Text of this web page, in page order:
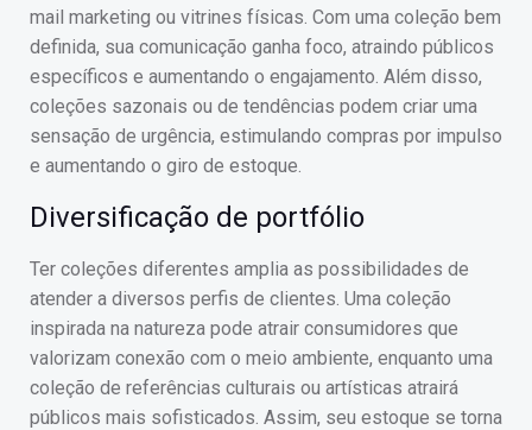
mail marketing ou vitrines físicas. Com uma coleção bem
definida, sua comunicação ganha foco, atraindo públicos
específicos e aumentando o engajamento. Além disso,
coleções sazonais ou de tendências podem criar uma
sensação de urgência, estimulando compras por impulso
e aumentando o giro de estoque.
Diversificação de portfólio
Ter coleções diferentes amplia as possibilidades de
atender a diversos perfis de clientes. Uma coleção
inspirada na natureza pode atrair consumidores que
valorizam conexão com o meio ambiente, enquanto uma
coleção de referências culturais ou artísticas atrairá
públicos mais sofisticados. Assim, seu estoque se torna